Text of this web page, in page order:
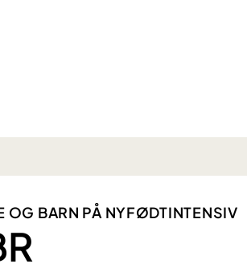
BARN PÅ NYFØDTINTENSIV